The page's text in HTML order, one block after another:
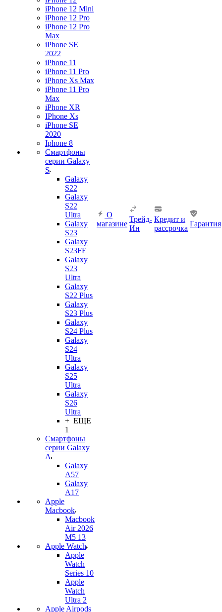
iPhone 12 Mini
iPhone 12 Pro
iPhone 12 Pro
Max
iPhone SE
2022
iPhone 11
iPhone 11 Pro
iPhone Xs Max
iPhone 11 Pro
Max
iPhone XR
IPhone Xs
iPhone SE
2020
Iphone 8
Смартфоны
серии Galaxy
S
Galaxy
S22
Galaxy
S22
Ultra
Galaxy
S23
Galaxy
S23FE
Galaxy
S23
Ultra
Galaxy
S22 Plus
Galaxy
S23 Plus
Galaxy
S24 Plus
Galaxy
S24
Ultra
Galaxy
S25
Ultra
Galaxy
S26
Ultra
+ ЕЩЕ
1
Смартфоны
серии Galaxy
A
Galaxy
A57
Galaxy
A17
Apple
Macbook
Macbook
Air 2026
M5 13
Apple Watch
Apple
Watch
Series 10
Apple
Watch
Ultra 2
Apple Airpods
О
магазине
Трейд-
Ин
Кредит и
рассрочка
Гарантия